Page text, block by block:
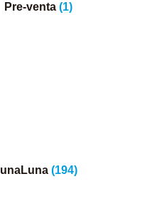
Pre-venta(1)
unaLuna (194)